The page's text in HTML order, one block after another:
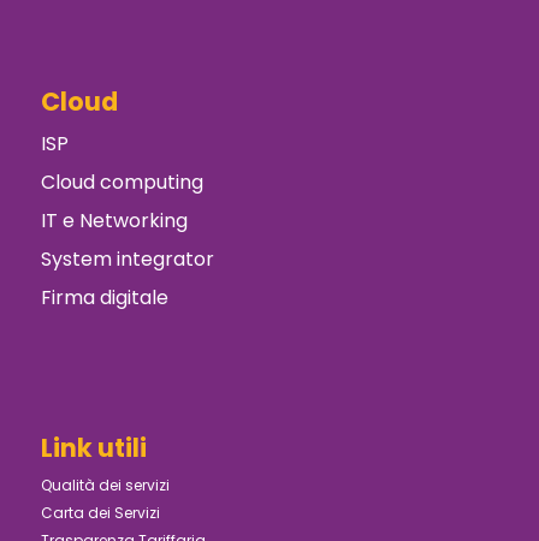
Cloud
ISP
Cloud computing
IT e Networking
System integrator
Firma digitale
Link utili
Qualità dei servizi
Carta dei Servizi